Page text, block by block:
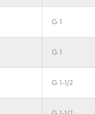
G 1
G 1
G 1-1/2